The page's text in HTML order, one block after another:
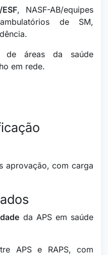
, NASF-AB/equipes
de SM,
de áreas da saúde
em rede.
aprovação, com carga
da APS em saúde
APS e RAPS, com